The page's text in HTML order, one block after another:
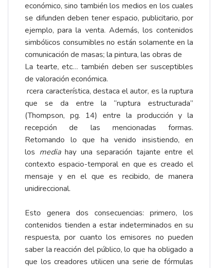
económico, sino también los medios en los cuales
se difunden deben tener espacio, publicitario, por
ejemplo, para la venta. Además, los contenidos
simbólicos consumibles no están solamente en la
comunicación de masas; la pintura, las obras de
La tearte, etc… también deben ser susceptibles
de valoración económica.
rcera característica, destaca el autor, es la ruptura
que se da entre la “ruptura estructurada”
(Thompson, pg. 14) entre la producción y la
recepción de las mencionadas formas.
Retomando lo que ha venido insistiendo, en
los mediahay una separación tajante entre el
contexto espacio-temporal en que es creado el
mensaje y en el que es recibido, de manera
unidireccional.
Esto genera dos consecuencias: primero, los
contenidos tienden a estar indeterminados en su
respuesta, por cuanto los emisores no pueden
saber la reacción del público, lo que ha obligado a
que los creadores utilicen una serie de fórmulas